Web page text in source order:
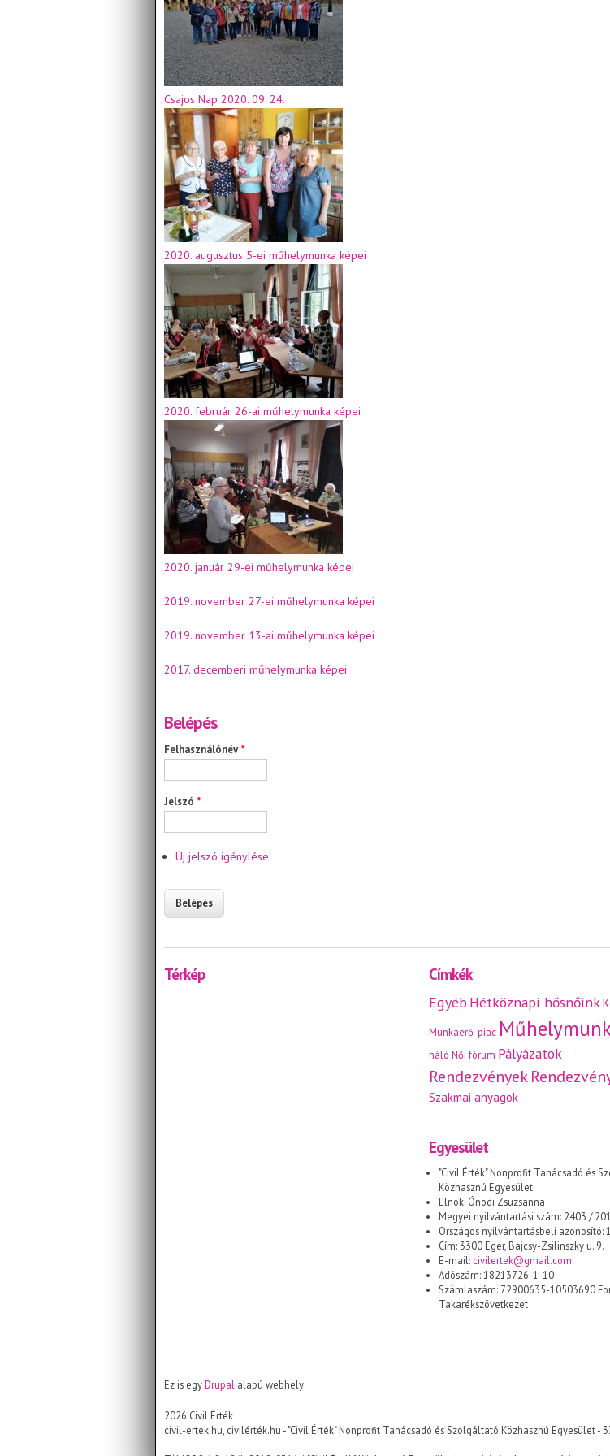
Csajos Nap 2020. 09. 24.
2020. augusztus 5-ei műhelymunka képei
2020. február 26-ai műhelymunka képei
2020. január 29-ei műhelymunka képei
2019. november 27-ei műhelymunka képei
2019. november 13-ai műhelymunka képei
2017. decemberi műhelymunka képei
Belépés
Felhasználónév*
Jelszó *
Új jelszó igénylése
Térkép Címkék
EgyébHétköznapi hősnőink
Munkaerő-piac
háló Női fórum Pályázatok
Rendezvények
Szakmai anyagok
Egyesület
"Civil Érték" Nonprofit Tanácsadó és
Közhasznú Egyesület
Elnök: Ónodi Zsuzsanna
Megyei nyilvántartási szám: 2403 /
Országos nyilvántartásbeli azonosító:
Cím: 3300 Eger, Bajcsy-Zsilinszky u. 9.
E-mail: civilertek@gmail.com
Adószám: 18213726-1-10
Számlaszám: 72900635-10503690
Takarékszövetkezet
Ez is egyDrupal alapú webhely
2026 Civil Érték
civil-ertek.hu, civilérték.hu - "Civil Érték" Nonprofit Tanácsadó és Szolgáltató Közhasznú Egyesület -